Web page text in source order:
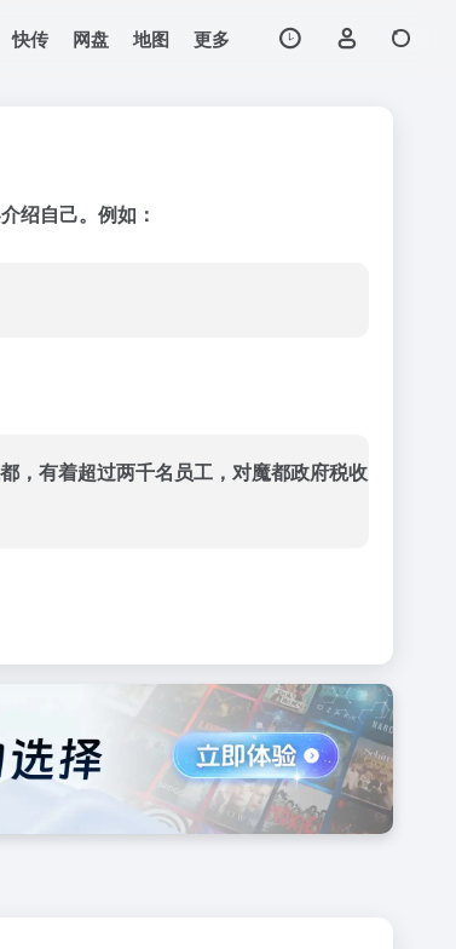
快传 网盘 地图 更多
绍自己。例如：
，有着超过两千名员工，对魔都政府税收